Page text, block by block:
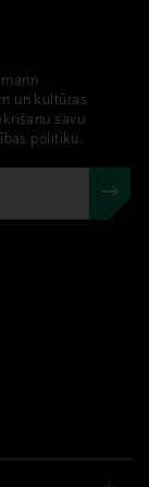
un kultūras
savu
politiku.